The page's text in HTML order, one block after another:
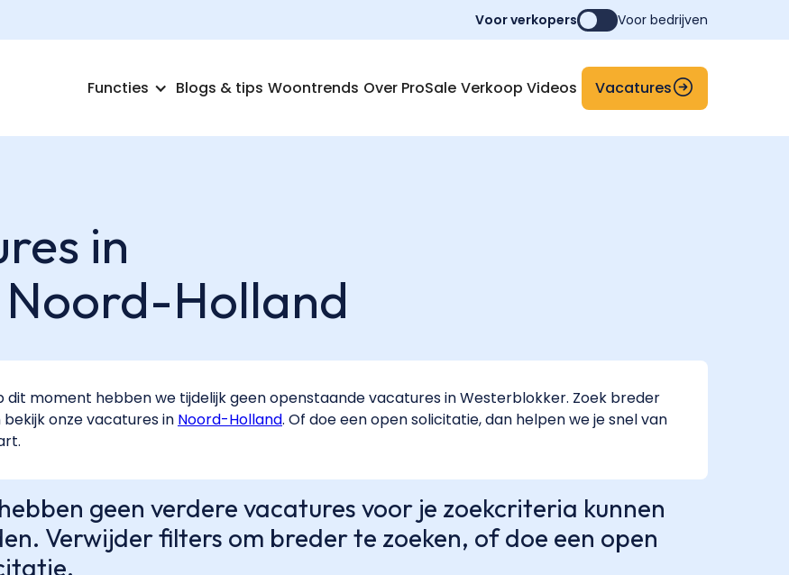
Voor verkopers Voor bedrijven
Functies Blogs & tips Woontrends Over ProSale Verkoop Videos Vacatures
in
Noord-Holland
dit moment hebben we tijdelijk geen openstaande vacatures in Westerblokker. Zoek breder
bekijk onze vacatures in Noord-Holland. Of doe een open solicitatie, dan helpen we je snel van
geen verdere vacatures voor je zoekcriteria kunnen
Verwijder filters om breder te zoeken, of doe een open